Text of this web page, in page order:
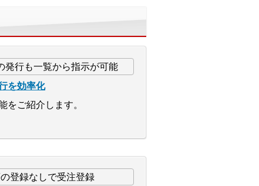
を効率化
をご紹介します。